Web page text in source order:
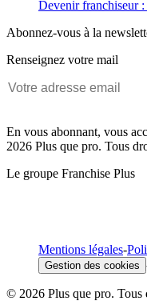
Devenir franchiseur :
Abonnez-vous à la
Renseignez votre mail
En vous abonnant, vous
2026 Plus que pro. Tous
Le groupe Franchise Plus
Mentions légales-
Gestion des cookies
© 2026 Plus que pro. Tous